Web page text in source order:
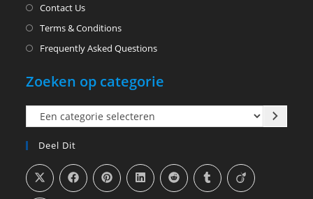
Contact Us
Terms & Conditions
Frequently Asked Questions
Zoeken op categorie
Een
categorie
selecteren
Deel Dit